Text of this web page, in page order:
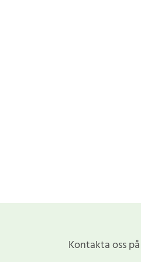
Kontakta oss på